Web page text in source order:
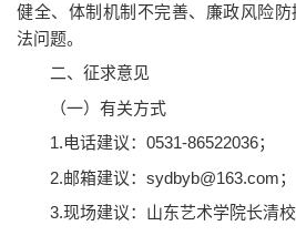
健全、体制机制不完善、廉政风险
法问题。
二、征求意见
（一）有关方式
1.电话建议：0531-86522036；
2.邮箱建议：sydbyb@163.com；
3.现场建议：山东艺术学院长清校